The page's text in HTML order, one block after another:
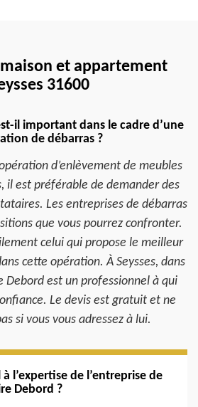
et appartement
31600
il important dans le cadre d’une
de débarras ?
d’enlèvement de meubles
il est préférable de demander des
Les entreprises de débarras
que vous pourrez confronter.
celui qui propose le meilleur
cette opération. À Seysses, dans
Debord est un professionnel à qui
Le devis est gratuit et ne
si vous vous adressez à lui.
l’expertise de l’entreprise de
Debord ?